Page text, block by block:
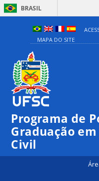
BRASIL
MAPA DO SITE
Programa de
Graduação
Civil